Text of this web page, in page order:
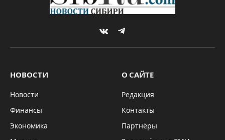
VKontakteTelegram
НОВОСТИ
Новости
Финансы
Экономика
О САЙТЕ
Редакция
Контакты
Партнёры